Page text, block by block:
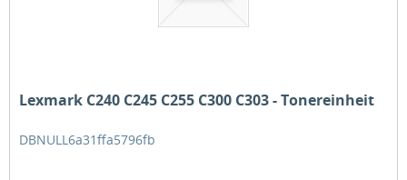
Lexmark C240 C245 C255 C300 C303 - Tonereinheit
DBNULL6a31ffa5796fb